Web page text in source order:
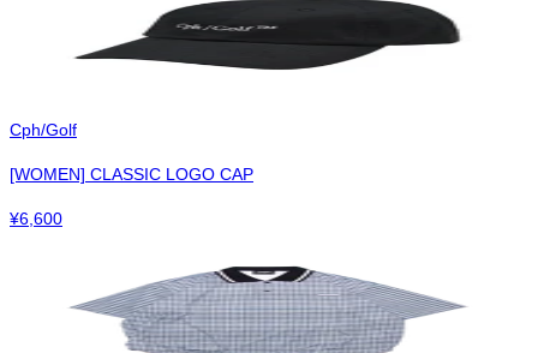
Cph/Golf
[WOMEN] CLASSIC LOGO CAP
¥6,600